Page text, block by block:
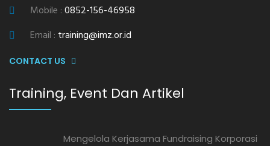
Mobile :0852-156-46958
Email : training@imz.or.id
CONTACT US
Training, Event Dan Artikel
Mengelola Kerjasama Fundraising Korporasi